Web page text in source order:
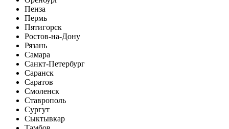
Пенза
Пермь
Пятигорск
Ростов-на-Дону
Рязань
Самара
Санкт-Петербург
Саранск
Саратов
Смоленск
Ставрополь
Сургут
Сыктывкар